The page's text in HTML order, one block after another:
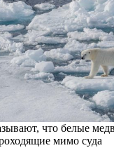
что белые
мимо суда